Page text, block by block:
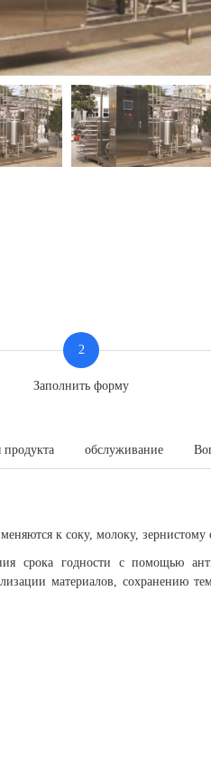
2
Заполнить форму
обслуживание
к соку, молоку,
срока годности с помощью
материалов,